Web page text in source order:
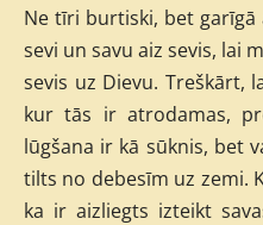
Ne tīri burtiski, bet
sevi un savu aiz sevis, lai
sevis uz Dievu. Treškārt,
kur tās ir atrodamas,
lūgšana ir kā sūknis, bet
tilts no debesīm uz zemi.
ka ir aizliegts izteikt